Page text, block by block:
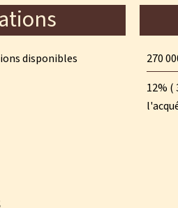
disponibles
270
12% (